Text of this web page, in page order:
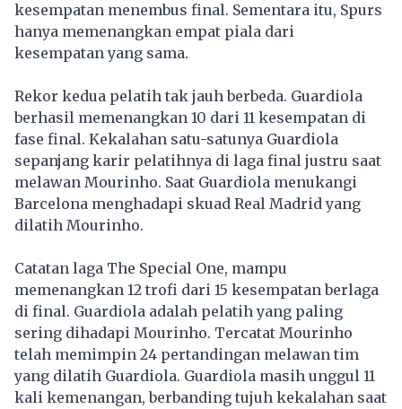
kesempatan menembus final. Sementara itu, Spurs
hanya memenangkan empat piala dari
kesempatan yang sama.
Rekor kedua pelatih tak jauh berbeda. Guardiola
berhasil memenangkan 10 dari 11 kesempatan di
fase final. Kekalahan satu-satunya Guardiola
sepanjang karir pelatihnya di laga final justru saat
melawan Mourinho. Saat Guardiola menukangi
Barcelona menghadapi skuad Real Madrid yang
dilatih Mourinho.
Catatan laga The Special One, mampu
memenangkan 12 trofi dari 15 kesempatan berlaga
di final. Guardiola adalah pelatih yang paling
sering dihadapi Mourinho. Tercatat Mourinho
telah memimpin 24 pertandingan melawan tim
yang dilatih Guardiola. Guardiola masih unggul 11
kali kemenangan, berbanding tujuh kekalahan saat